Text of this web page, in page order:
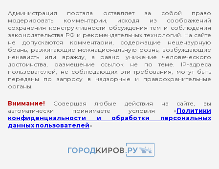
Администрация портала оставляет за собой право
модерировать комментарии, исходя из соображений
сохранения конструктивности обсуждения тем и соблюдения
законодательства РФ и рекомендательных технологий. На сайте
не допускаются комментарии, содержащие нецензурную
брань, разжигающие межнациональную рознь, возбуждающие
ненависть или вражду, а равно унижение человеческого
достоинства, размещение ссылок не по теме. IP-адреса
пользователей, не соблюдающих эти требования, могут быть
переданы по запросу в надзорные и правоохранительные
органы.
Внимание! Совершая любые действия на сайте, вы
автоматически принимаете условия «Политики
конфиденциальности и обработки персональных
данных пользователей»